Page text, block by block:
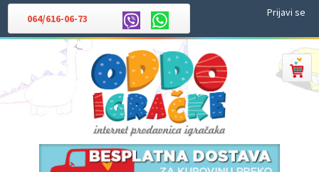
064/616-06-73 Prijavi se